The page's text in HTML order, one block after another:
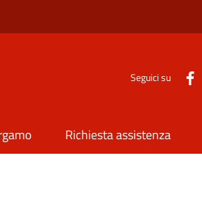
Seguici su
Richiesta assistenza